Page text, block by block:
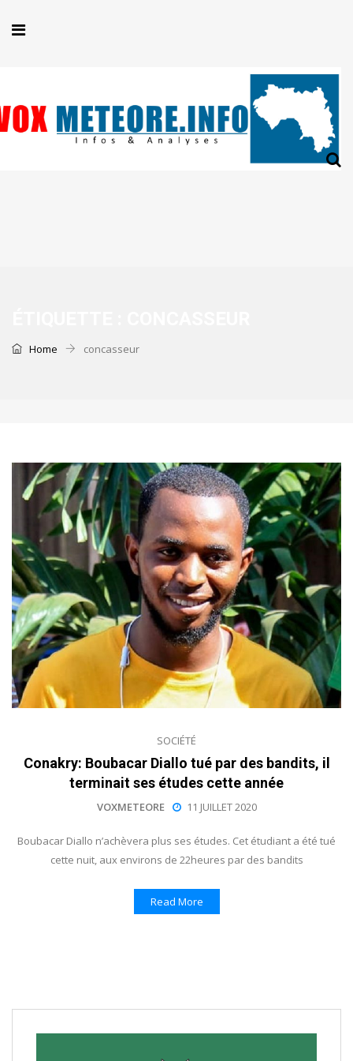
Home concasseur
SOCIÉTÉ
Conakry: Boubacar Diallo tué par des bandits, il
terminait ses études cette année
VOXMETEORE 11 JUILLET 2020
Boubacar Diallo n’achèvera plus ses études. Cet étudiant a été tué
cette nuit, aux environs de 22heures par des bandits
Read More